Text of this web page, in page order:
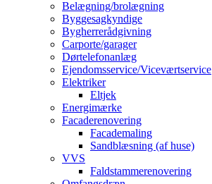
Belægning/brolægning
Byggesagkyndige
Bygherrerådgivning
Carporte/garager
Dørtelefonanlæg
Ejendomsservice/Viceværtservice
Elektriker
Eltjek
Energimærke
Facaderenovering
Facademaling
Sandblæsning (af huse)
VVS
Faldstammerenovering